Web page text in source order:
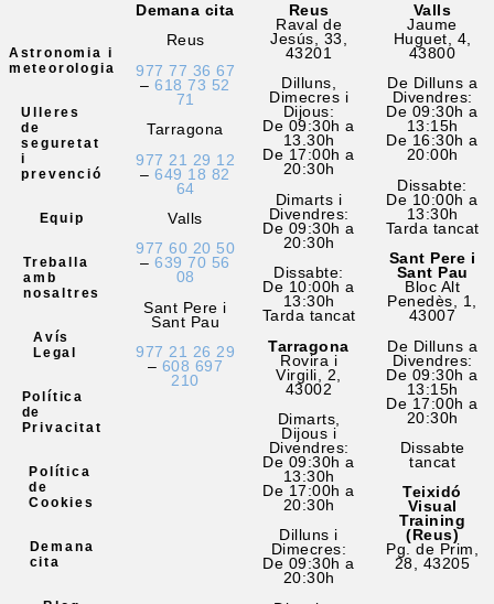
Astronomia i
meteorologia
Ulleres
de
seguretat
i
prevenció
Equip
Treballa
amb
nosaltres
Avís
Legal
Política
de
Privacitat
Política
de
Cookies
Demana
cita
Demana cita
Reus
977 77 36 67
–618 73 52
71
Tarragona
977 21 29 12
–649 18 82
64
Valls
977 60 20 50
–639 70 56
08
Sant Pere i
Sant Pau
977 21 26 29
– 608 697
210
Reus
Raval de
Jesús, 33,
43201
Dilluns,
Dimecres i
Dijous:
De 09:30h a
13.30h
De 17:00h a
20:30h
Dimarts i
Divendres:
De 09:30h a
20:30h
Dissabte:
De 10:00h a
13:30h
Tarda tancat
Tarragona
Rovira i
Virgili, 2,
43002
Dimarts,
Dijous i
Divendres:
De 09:30h a
13:30h
De 17:00h a
20:30h
Dilluns i
Dimecres:
De 09:30h a
20:30h
Valls
Jaume
Huguet, 4,
43800
De Dilluns a
Divendres:
De 09:30h a
13:15h
De 16:30h a
20:00h
Dissabte:
De 10:00h a
13:30h
Tarda tancat
Sant Pere i
Sant Pau
Bloc Alt
Penedès, 1,
43007
De Dilluns a
Divendres:
De 09:30h a
13:15h
De 17:00h a
20:30h
Dissabte
tancat
Teixidó
Visual
Training
(Reus)
Pg. de Prim,
28, 43205